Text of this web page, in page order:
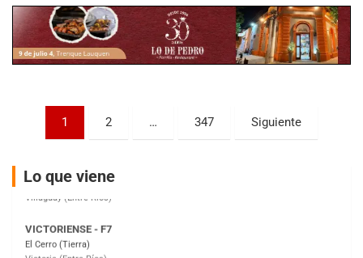
Paginación
entradas
1 2 … 347 Siguiente
Lo que viene
KDO - F6
Ciudad de Trenque Lauquen (Asfalto)
Trenque Lauquen (Buenos Aires)
Parque de la Velocidad (Asfalto)
Villaguay (Entre Ríos)
El Cerro (Tierra)
Victoria (Entre Ríos)
Moto Club Reginense (Tierra)
Gral. E. Godoy (Río Negro)